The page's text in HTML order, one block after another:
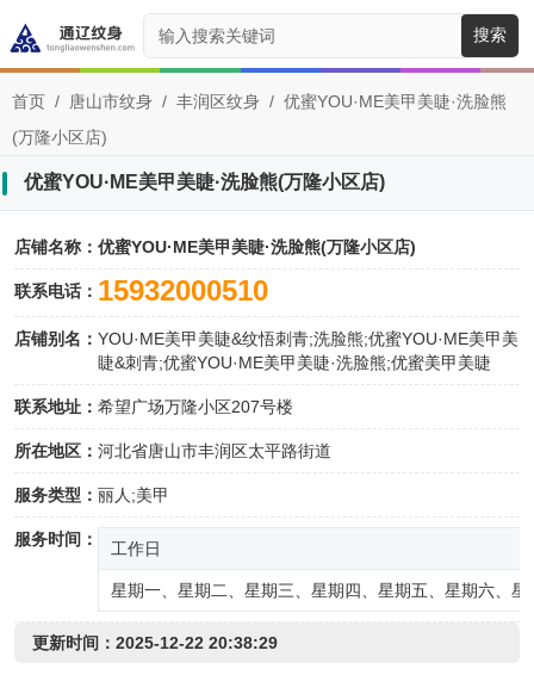
搜索
首页 / 唐山市纹身 / 丰润区纹身 / 优蜜YOU·ME美甲美睫·洗脸熊
(万隆小区店)
优蜜YOU·ME美甲美睫·洗脸熊(万隆小区店)
店铺名称： 优蜜YOU·ME美甲美睫·洗脸熊(万隆小区店)
联系电话： 15932000510
店铺别名： YOU·ME美甲美睫&纹悟刺青;洗脸熊;优蜜YOU·ME美甲美
睫&刺青;优蜜YOU·ME美甲美睫·洗脸熊;优蜜美甲美睫
联系地址： 希望广场万隆小区207号楼
所在地区： 河北省唐山市丰润区太平路街道
服务类型： 丽人;美甲
服务时间： 工作日
星期一、星期二、星期三、星期四、星期五、星期六、星
更新时间：2025-12-22 20:38:29